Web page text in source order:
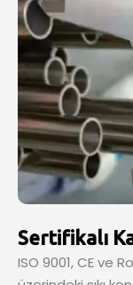
Sertifikalı
ISO 9001, CE ve